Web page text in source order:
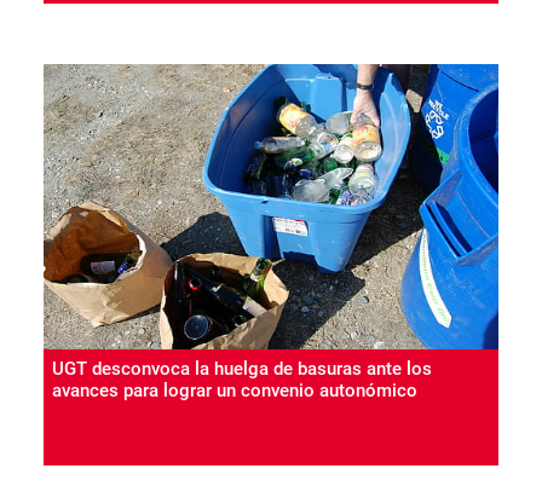
UGT desconvoca la huelga de basuras ante los
avances para lograr un convenio autonómico